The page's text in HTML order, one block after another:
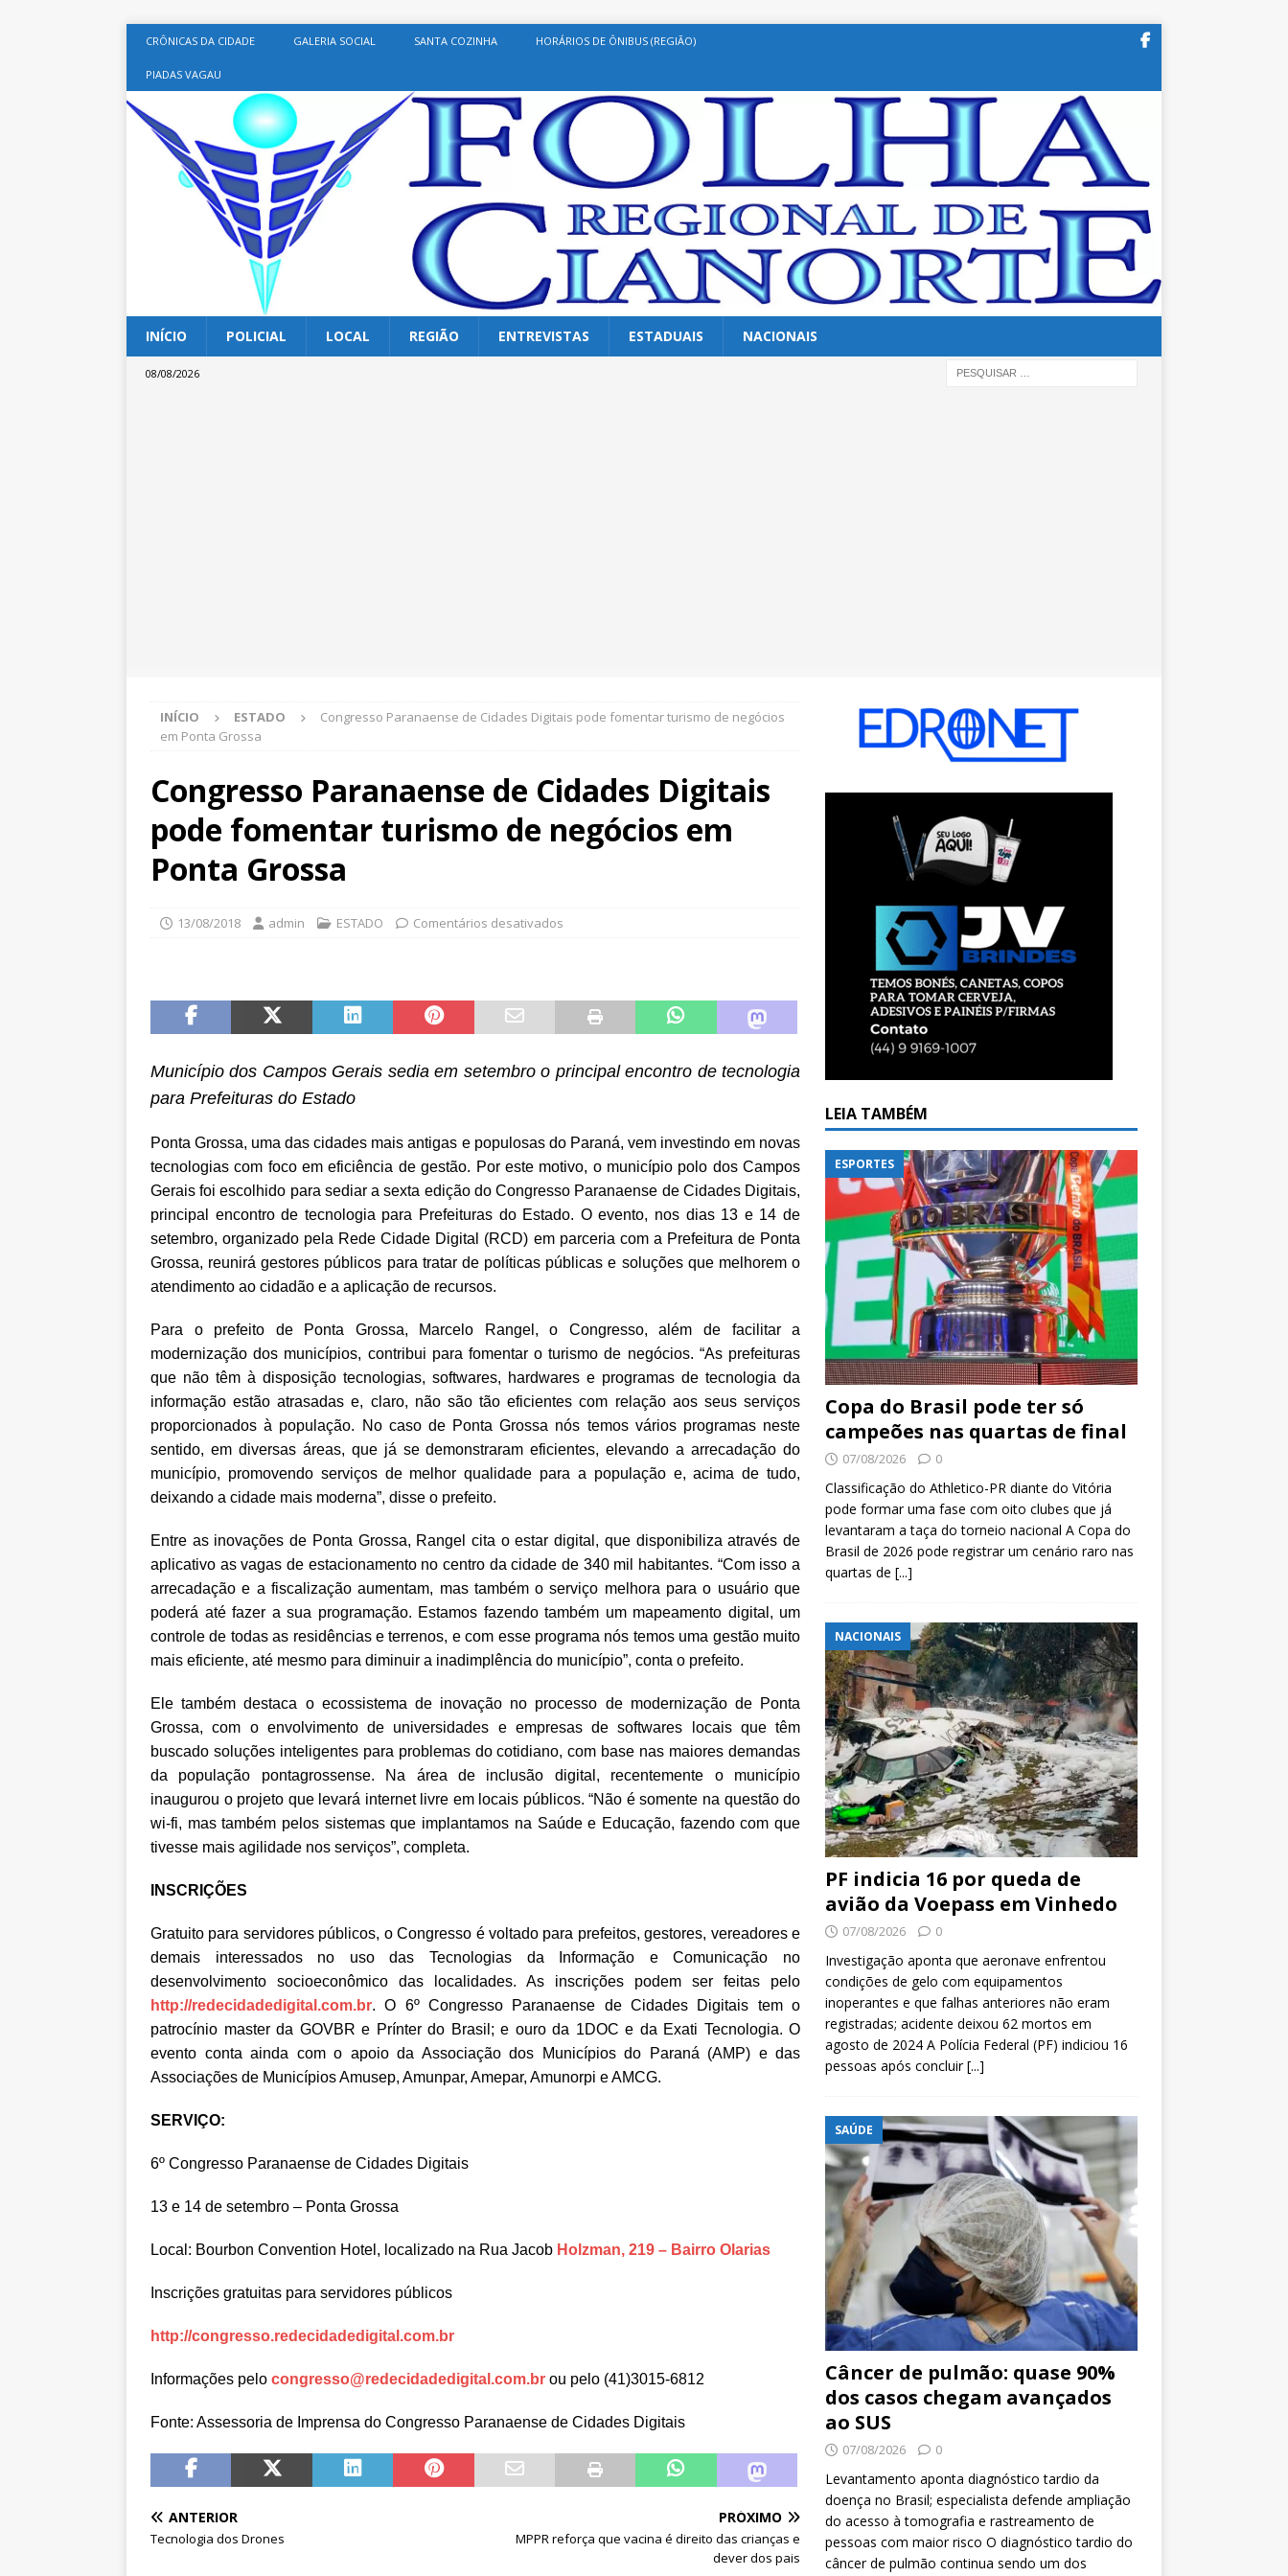
CRÔNICAS DA CIDADE GALERIA SOCIAL SANTA COZINHA HORÁRIOS DE ÔNIBUS (REGIÃO)
PIADAS VAGAU
INÍCIO POLICIAL LOCAL REGIÃO ENTREVISTAS ESTADUAIS NACIONAIS
08/08/2026
INÍCIO ESTADO
Congresso Paranaense de Cidades Digitais pode fomentar turismo de negócios
em Ponta Grossa
Congresso Paranaense de Cidades Digitais
pode fomentar turismo de negócios em
Ponta Grossa
13/08/2018 admin ESTADO Comentários desativados
Município dos Campos Gerais sedia em setembro o principal encontro de tecnologia
para Prefeituras do Estado
Ponta Grossa, uma das cidades mais antigas e populosas do Paraná, vem investindo em novas
tecnologias com foco em eficiência de gestão. Por este motivo, o município polo dos Campos
Gerais foi escolhido para sediar a sexta edição do Congresso Paranaense de Cidades Digitais,
principal encontro de tecnologia para Prefeituras do Estado. O evento, nos dias 13 e 14 de
setembro, organizado pela Rede Cidade Digital (RCD) em parceria com a Prefeitura de Ponta
Grossa, reunirá gestores públicos para tratar de políticas públicas e soluções que melhorem o
atendimento ao cidadão e a aplicação de recursos.
Para o prefeito de Ponta Grossa, Marcelo Rangel, o Congresso, além de facilitar a
modernização dos municípios, contribui para fomentar o turismo de negócios. “As prefeituras
que não têm à disposição tecnologias, softwares, hardwares e programas de tecnologia da
informação estão atrasadas e, claro, não são tão eficientes com relação aos seus serviços
proporcionados à população. No caso de Ponta Grossa nós temos vários programas neste
sentido, em diversas áreas, que já se demonstraram eficientes, elevando a arrecadação do
município, promovendo serviços de melhor qualidade para a população e, acima de tudo,
deixando a cidade mais moderna”, disse o prefeito.
Entre as inovações de Ponta Grossa, Rangel cita o estar digital, que disponibiliza através de
aplicativo as vagas de estacionamento no centro da cidade de 340 mil habitantes. “Com isso a
arrecadação e a fiscalização aumentam, mas também o serviço melhora para o usuário que
poderá até fazer a sua programação. Estamos fazendo também um mapeamento digital, um
controle de todas as residências e terrenos, e com esse programa nós temos uma gestão muito
mais eficiente, até mesmo para diminuir a inadimplência do município”, conta o prefeito.
Ele também destaca o ecossistema de inovação no processo de modernização de Ponta
Grossa, com o envolvimento de universidades e empresas de softwares locais que têm
buscado soluções inteligentes para problemas do cotidiano, com base nas maiores demandas
da população pontagrossense. Na área de inclusão digital, recentemente o município
inaugurou o projeto que levará internet livre em locais públicos. “Não é somente na questão do
wi-fi, mas também pelos sistemas que implantamos na Saúde e Educação, fazendo com que
tivesse mais agilidade nos serviços”, completa.
INSCRIÇÕES
Gratuito para servidores públicos, o Congresso é voltado para prefeitos, gestores, vereadores e
demais interessados no uso das Tecnologias da Informação e Comunicação no
desenvolvimento socioeconômico das localidades. As inscrições podem ser feitas pelo
http://redecidadedigital.com.br. O 6º Congresso Paranaense de Cidades Digitais tem o
patrocínio master da GOVBR e Prínter do Brasil; e ouro da 1DOC e da Exati Tecnologia. O
evento conta ainda com o apoio da Associação dos Municípios do Paraná (AMP) e das
Associações de Municípios Amusep, Amunpar, Amepar, Amunorpi e AMCG.
SERVIÇO:
6º Congresso Paranaense de Cidades Digitais
13 e 14 de setembro – Ponta Grossa
Local: Bourbon Convention Hotel, localizado na Rua Jacob Holzman, 219 – Bairro Olarias
Inscrições gratuitas para servidores públicos
http://congresso.redecidadedigital.com.br
Informações pelo congresso@redecidadedigital.com.br ou pelo (41)3015-6812
Fonte: Assessoria de Imprensa do Congresso Paranaense de Cidades Digitais
ANTERIOR
Tecnologia dos Drones
PRÓXIMO
MPPR reforça que vacina é direito das crianças e
dever dos pais
LEIA TAMBÉM
ESPORTES
Copa do Brasil pode ter só
campeões nas quartas de final
07/08/2026 0
Classificação do Athletico-PR diante do Vitória
pode formar uma fase com oito clubes que já
levantaram a taça do torneio nacional A Copa do
Brasil de 2026 pode registrar um cenário raro nas
quartas de [...]
NACIONAIS
PF indicia 16 por queda de
avião da Voepass em Vinhedo
07/08/2026 0
Investigação aponta que aeronave enfrentou
condições de gelo com equipamentos
inoperantes e que falhas anteriores não eram
registradas; acidente deixou 62 mortos em
agosto de 2024 A Polícia Federal (PF) indiciou 16
pessoas após concluir[...]
SAÚDE
Câncer de pulmão: quase 90%
dos casos chegam avançados
ao SUS
07/08/2026 0
Levantamento aponta diagnóstico tardio da
doença no Brasil; especialista defende ampliação
do acesso à tomografia e rastreamento de
pessoas com maior risco O diagnóstico tardio do
câncer de pulmão continua sendo um dos